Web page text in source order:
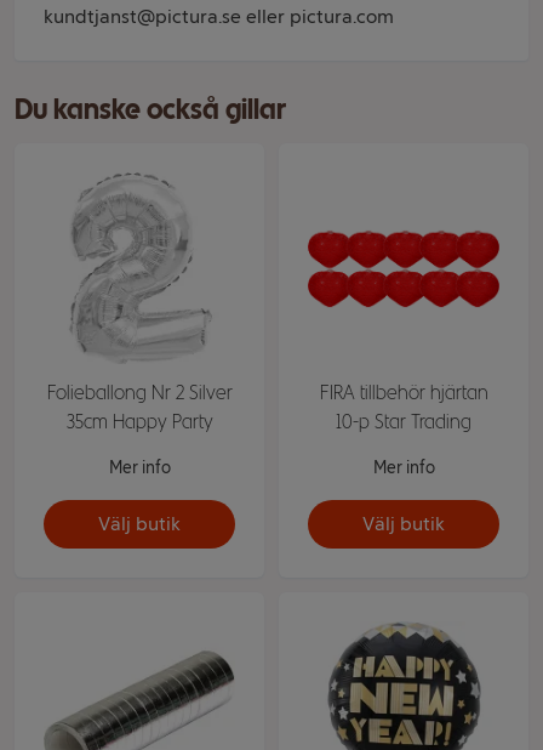
kundtjanst@pictura.se eller pictura.com
Du kanske också gillar
Folieballong Nr 2 Silver
35cm Happy Party
Mer info
Välj butik
FIRA tillbehör hjärtan
10-p Star Trading
Mer info
Välj butik